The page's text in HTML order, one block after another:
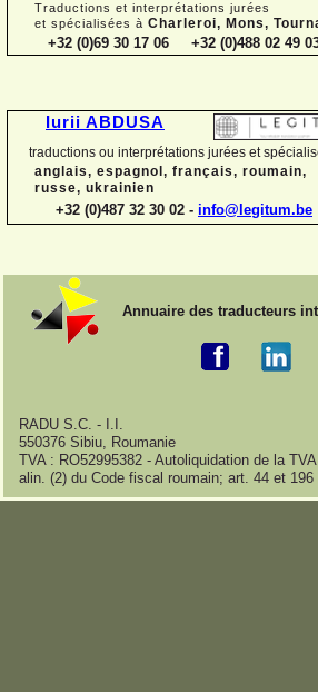
Traductions et interprétations jurées
et spécialisées à Charleroi, Mons,
+32 (0)69 30 17 06 +32 (0)488 02 49
Iurii ABDUSA
traductions ou interprétations jurées et
anglais, espagnol, français, roumain,
russe, ukrainien
+32 (0)487 32 30 02 - info@legitum.be
Annuaire des traducteurs
RADU S.C. - I.I.
550376 Sibiu, Roumanie
TVA : RO52995382 - Autoliquidation de la
alin. (2) du Code fiscal roumain; art. 44 et